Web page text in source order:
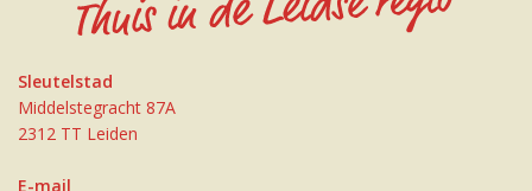
Sleutelstad
Middelstegracht 87A
2312 TT Leiden
E-mail